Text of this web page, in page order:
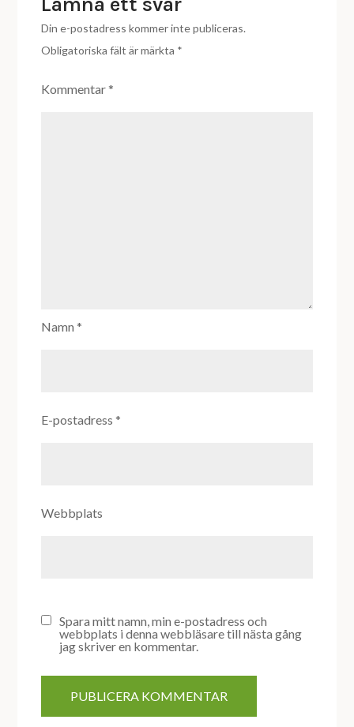
Din e-postadress kommer inte publiceras.
Obligatoriska fält är märkta *
Kommentar*
Namn*
E-postadress*
Webbplats
Spara mitt namn, min e-postadress och
webbplats i denna webbläsare till nästa gång
jag skriver en kommentar.